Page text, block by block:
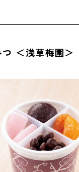
＜浅草梅園＞